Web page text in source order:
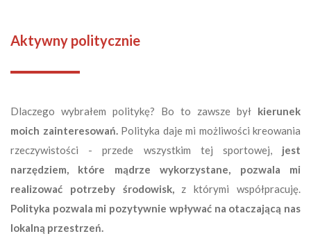
Aktywny politycznie
Dlaczego wybrałem politykę? Bo to zawsze był kierunek
moich zainteresowań.Polityka daje mi możliwości kreowania
rzeczywistości - przede wszystkim tej sportowej, jest
narzędziem, które mądrze wykorzystane, pozwala mi
realizować potrzeby środowisk,z którymi współpracuję.
Polityka pozwala mi pozytywnie wpływać na otaczającą nas
lokalną przestrzeń.